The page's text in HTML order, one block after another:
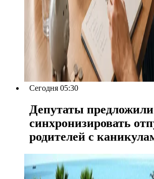
Сегодня 05:30
Депутаты предложили
синхронизировать
родителей с